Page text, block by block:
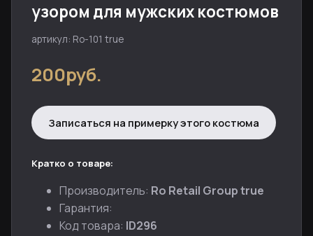
узором для мужских костюмов
артикул: Ro-101 true
200руб.
Записаться на примерку этого костюма
Кратко о товаре:
Производитель: Ro Retail Group true
Гарантия:
Код товара: ID296